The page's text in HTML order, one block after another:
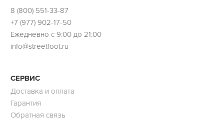
8 (800) 551-33-87
+7 (977) 902-17-50
Ежедневно с 9:00 до 21:00
info@streetfoot.ru
СЕРВИС
Доставка и оплата
Гарантия
Обратная связь